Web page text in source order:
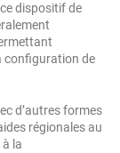
dispositif de
configuration de
d’autres formes
régionales au
la